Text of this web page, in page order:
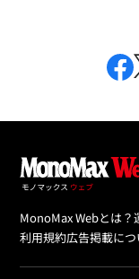
MonoMax Webとは？
利用規約広告掲載につ